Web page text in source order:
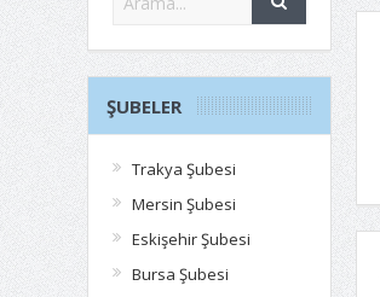
ŞUBELER
Trakya Şubesi
Mersin Şubesi
Eskişehir Şubesi
Bursa Şubesi